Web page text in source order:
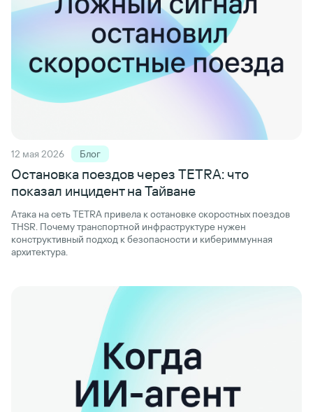
12 мая 2026 Блог
Остановка поездов через TETRA: что
показал инцидент на Тайване
Атака на сеть TETRA привела к остановке скоростных поездов
THSR. Почему транспортной инфраструктуре нужен
конструктивный подход к безопасности и кибериммунная
архитектура.